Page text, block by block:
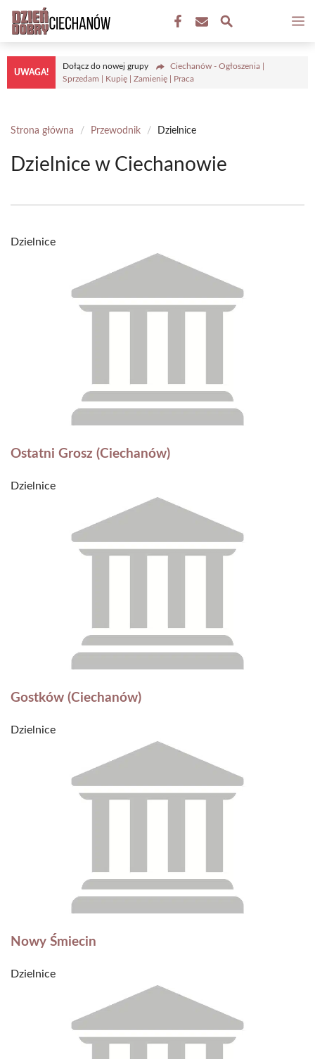
treści
UWAGA!
Dołącz do nowej grupy
Ciechanów - Ogłoszenia |
Sprzedam | Kupię | Zamienię | Praca
Strona główna / Przewodnik / Dzielnice
Dzielnice w Ciechanowie
Dzielnice
Ostatni Grosz (Ciechanów)
Dzielnice
Gostków (Ciechanów)
Dzielnice
Nowy Śmiecin
Dzielnice